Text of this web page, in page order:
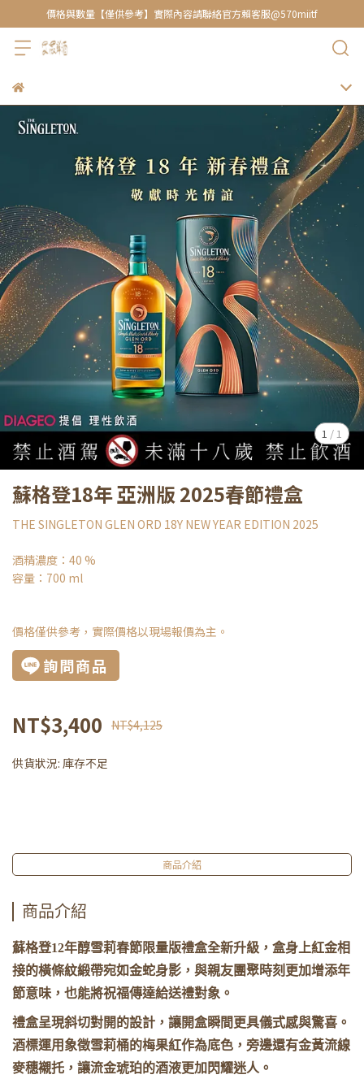
價格與數量【僅供參考】實際內容請聯絡官方賴客服@570miitf
1 / 1
蘇格登18年 亞洲版 2025春節禮盒
THE SINGLETON GLEN ORD 18Y NEW YEAR EDITION 2025
酒精濃度：40 %
容量：700 ml
價格僅供參考，實際價格以現場報價為主。
詢問商品
NT$3,400 NT$4,125
供貨狀況: 庫存不足
商品介紹
商品介紹
蘇格登12年醇雪莉春節限量版禮盒全新升級，盒身上紅金相
接的橫條紋緞帶宛如金蛇身影，與親友團聚時刻更加增添年
節意味，也能將祝福傳達給送禮對象。
禮盒呈現斜切對開的設計，讓開盒瞬間更具儀式感與驚喜。
酒標運用象徵雪莉桶的梅果紅作為底色，旁邊還有金黃流線
麥穗襯托，讓流金琥珀的酒液更加閃耀迷人。